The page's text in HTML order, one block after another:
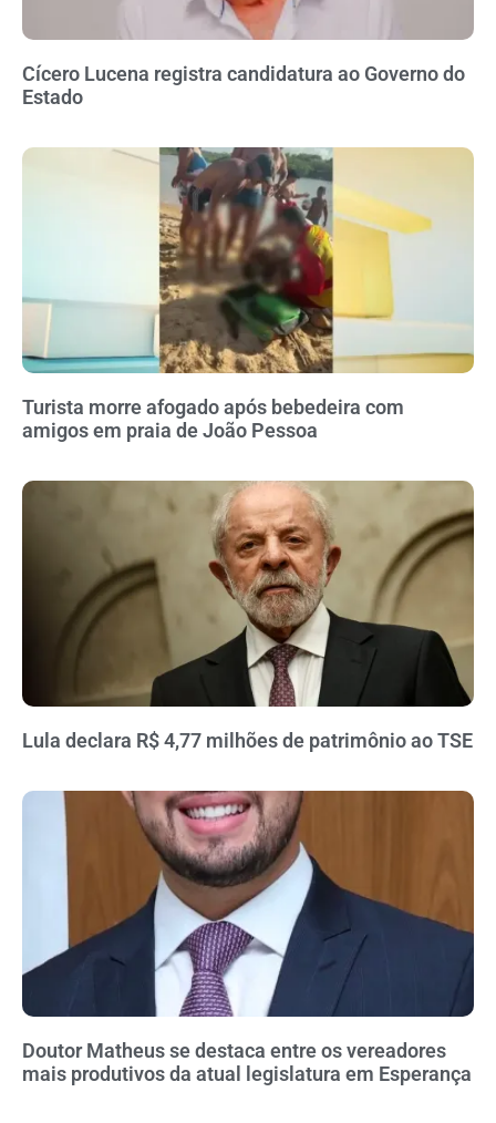
Cícero Lucena registra candidatura ao Governo do
Estado
Turista morre afogado após bebedeira com
amigos em praia de João Pessoa
Lula declara R$ 4,77 milhões de patrimônio ao TSE
Doutor Matheus se destaca entre os vereadores
mais produtivos da atual legislatura em Esperança